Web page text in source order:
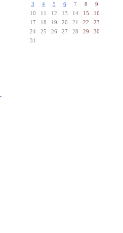
3
4 5 6 7 8
9
10
11 12 13 14 15
16
17
18 19 20 21 22
23
24
25 26 27 28 29
30
31